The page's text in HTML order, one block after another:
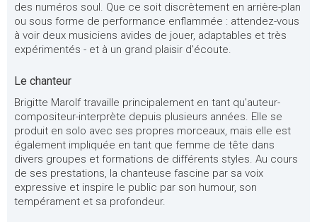
des numéros soul. Que ce soit discrètement en arrière-plan
ou sous forme de performance enflammée : attendez-vous
à voir deux musiciens avides de jouer, adaptables et très
expérimentés - et à un grand plaisir d'écoute.
Le chanteur
Brigitte Marolf travaille principalement en tant qu'auteur-
compositeur-interprète depuis plusieurs années. Elle se
produit en solo avec ses propres morceaux, mais elle est
également impliquée en tant que femme de tête dans
divers groupes et formations de différents styles. Au cours
de ses prestations, la chanteuse fascine par sa voix
expressive et inspire le public par son humour, son
tempérament et sa profondeur.